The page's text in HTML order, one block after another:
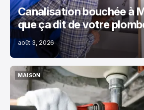
Canalisation bouchée à
que ça dit de votre
août 3, 2026
MAISON
MAISON